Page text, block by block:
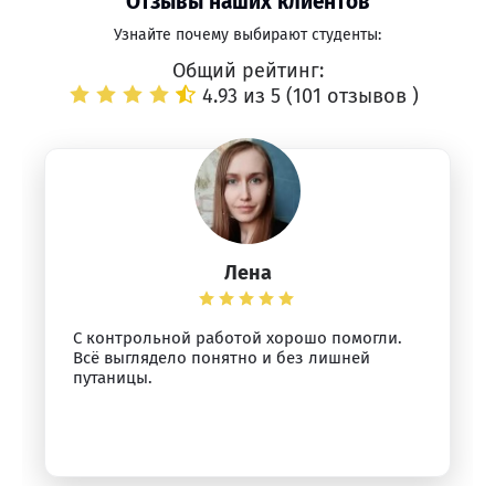
Узнайте почему выбирают студенты:
Общий рейтинг:
4.93 из 5 (101 отзывов )
Лена
С контрольной работой хорошо помогли.
Всё выглядело понятно и без лишней
путаницы.